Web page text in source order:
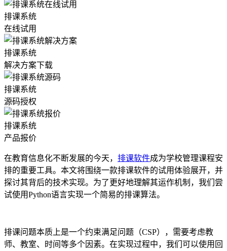
排课系统
在线试用
排课系统
解决方案下载
排课系统
源码授权
排课系统
产品报价
在教育信息化不断发展的今天， 排课软件成为学校管理课程安
排的重要工具。本文将围绕一款排课软件的试用体验展开，并
探讨其背后的技术实现。为了更好地理解其运作机制，我们尝
试使用Python语言实现一个简易的排课算法。
排课问题本质上是一个约束满足问题（CSP），需要考虑教
师、教室、时间等多个因素。在实现过程中，我们可以使用回